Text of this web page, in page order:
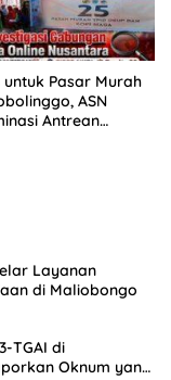
Pasar Murah
ASN
Antrean
Layanan
di Maliobongo
TGAI di
Oknum yang